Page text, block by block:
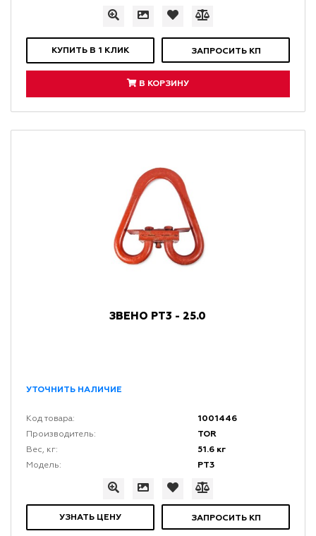
КУПИТЬ В 1 КЛИК ЗАПРОСИТЬ КП
В КОРЗИНУ
ЗВЕНО РТ3 - 25.0
УТОЧНИТЬ НАЛИЧИЕ
Код товара: 1001446
Производитель: TOR
Вес, кг: 51.6 кг
Модель: РТ3
УЗНАТЬ ЦЕНУ ЗАПРОСИТЬ КП